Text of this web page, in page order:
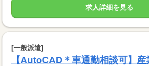
求人詳細を見る
[一般派遣]
【AutoCAD＊車通勤相談可】